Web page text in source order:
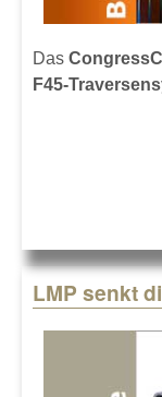
Das
F45-
LMP senkt